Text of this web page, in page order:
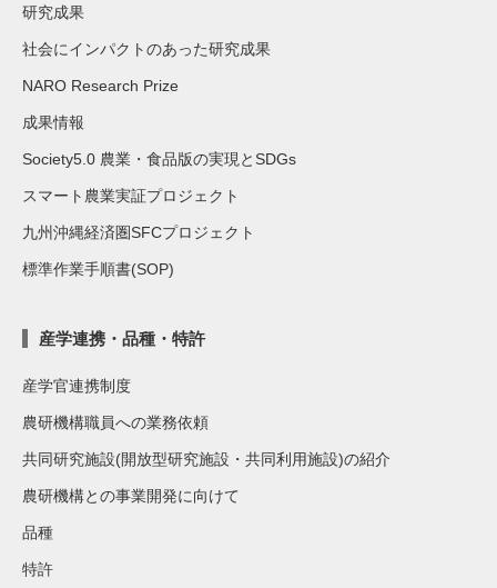
研究成果
社会にインパクトのあった研究成果
NARO Research Prize
成果情報
Society5.0 農業・食品版の実現とSDGs
スマート農業実証プロジェクト
九州沖縄経済圏SFCプロジェクト
標準作業手順書(SOP)
産学連携・品種・特許
産学官連携制度
農研機構職員への業務依頼
共同研究施設(開放型研究施設・共同利用施設)の紹介
農研機構との事業開発に向けて
品種
特許